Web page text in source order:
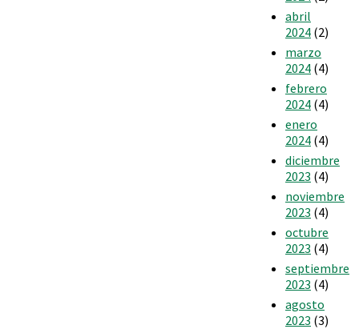
abril
2024 (2)
marzo
2024 (4)
febrero
2024 (4)
enero
2024 (4)
diciembre
2023 (4)
noviembre
2023 (4)
octubre
2023 (4)
septiembre
2023 (4)
agosto
2023 (3)